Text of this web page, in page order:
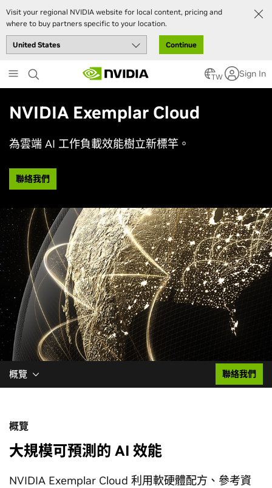
Visit your regional NVIDIA website for local content, pricing and
where to buy partners specific to your location.
Continue
to
main
TW Sign In
NVIDIA Exemplar Cloud
為雲端 AI 工作負載效能樹立新標竿。
聯絡我們
概覽 聯絡我們
概覽
大規模可預測的 AI 效能
NVIDIA Exemplar Cloud 利用軟硬體配方、參考資